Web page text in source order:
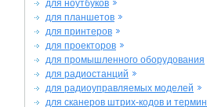
для ноутбуков
для планшетов
для принтеров
для проекторов
для промышленного оборудования
для радиостанций
для радиоуправляемых моделей
для сканеров штрих-кодов и